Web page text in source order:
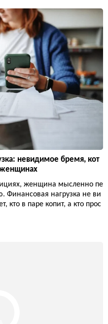
невидимое бремя, кот
женщина мысленно пе
Финансовая нагрузка не ви
кто в паре копит, а кто прос